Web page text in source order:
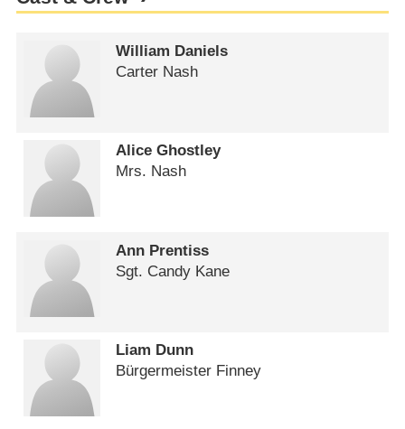
William Daniels
Carter Nash
Alice Ghostley
Mrs. Nash
Ann Prentiss
Sgt. Candy Kane
Liam Dunn
Bürgermeister Finney